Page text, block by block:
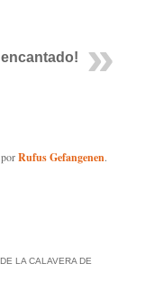
encantado!
porRufus Gefangenen.
LA CALAVERA DE